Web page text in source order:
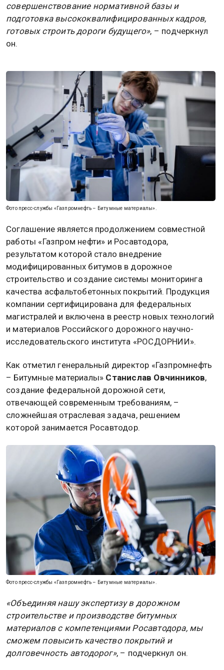
совершенствование нормативной базы и
подготовка высококвалифицированных кадров,
готовых строить дороги будущего», – подчеркнул
он.
Фото пресс-службы «Газпромнефть – Битумные материалы».
Соглашение является продолжением совместной
работы «Газпром нефти» и Росавтодора,
результатом которой стало внедрение
модифицированных битумов в дорожное
строительство и создание системы мониторинга
качества асфальтобетонных покрытий. Продукция
компании сертифицирована для федеральных
магистралей и включена в реестр новых технологий
и материалов Российского дорожного научно-
исследовательского института «РОСДОРНИИ».
Как отметил генеральный директор «Газпромнефть
– Битумные материалы» Станислав Овчинников,
создание федеральной дорожной сети,
отвечающей современным требованиям, –
сложнейшая отраслевая задача, решением
которой занимается Росавтодор.
Фото пресс-службы «Газпромнефть – Битумные материалы».
«Объединяя нашу экспертизу в дорожном
строительстве и производстве битумных
материалов с компетенциями Росавтодора, мы
сможем повысить качество покрытий и
долговечность автодорог», – подчеркнул он.